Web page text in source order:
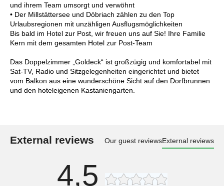
und ihrem Team umsorgt und verwöhnt
• Der Millstättersee und Döbriach zählen zu den Top
Urlaubsregionen mit unzähligen Ausflugsmöglichkeiten
Bis bald im Hotel zur Post, wir freuen uns auf Sie! Ihre Familie
Kern mit dem gesamten Hotel zur Post-Team
Das Doppelzimmer „Goldeck“ ist großzügig und komfortabel mit
Sat-TV, Radio und Sitzgelegenheiten eingerichtet und bietet
vom Balkon aus eine wunderschöne Sicht auf den Dorfbrunnen
und den hoteleigenen Kastaniengarten.
External reviews Our guest reviewsExternal reviews
4,5